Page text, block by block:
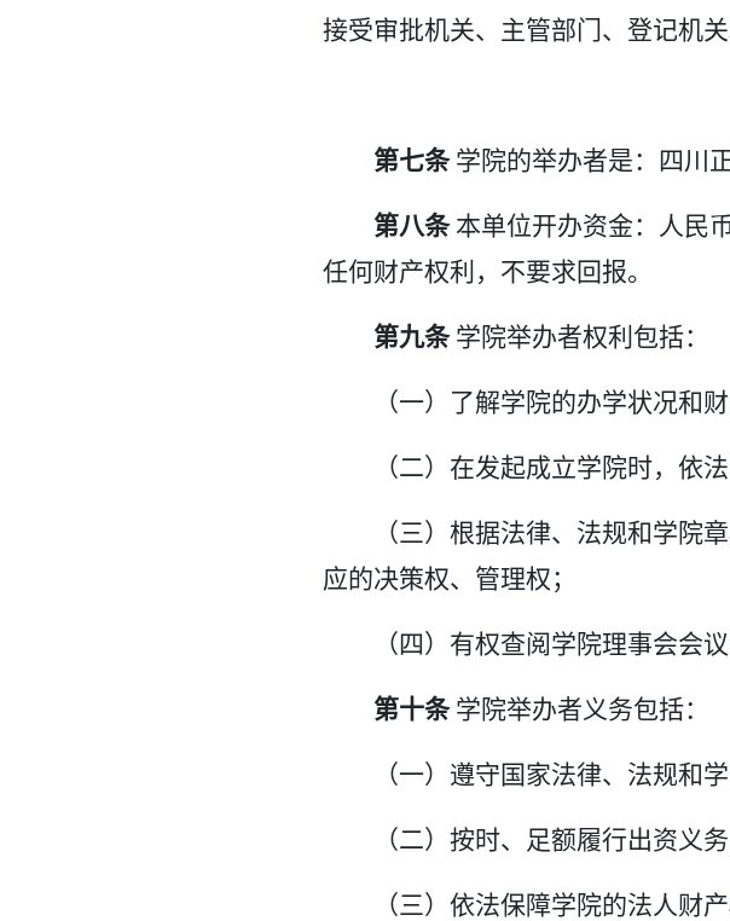
接受审批机关、主管部门、登记机
第七条 学院的举办者是：四川
第八条 本单位开办资金：人民
任何财产权利，不要求回报。
第九条 学院举办者权利包括：
（一）了解学院的办学状况和财
（二）在发起成立学院时，依
（三）根据法律、法规和学院
应的决策权、管理权；
（四）有权查阅学院理事会会
第十条 学院举办者义务包括：
（一）遵守国家法律、法规和学
（二）按时、足额履行出资义
（三）依法保障学院的法人财